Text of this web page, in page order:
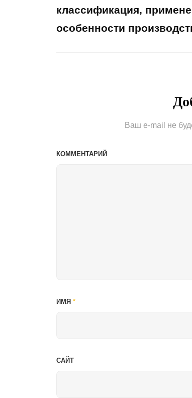
по
классификация,
особенности
Ваш e-mail не
КОММЕНТАРИЙ
ИМЯ *
САЙТ